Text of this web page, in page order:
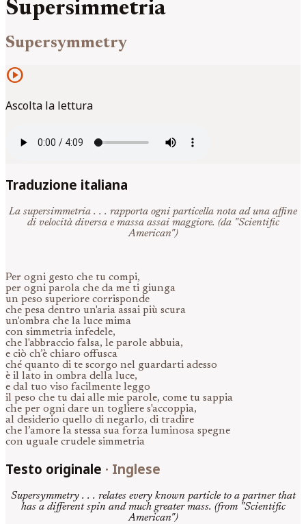
Supersimmetria
Supersymmetry
play_circle
Ascolta la lettura
Traduzione italiana
La supersimmetria . . . rapporta ogni particella nota ad una affine
di velocità diversa e massa assai maggiore. (da "Scientific
American")
Per ogni gesto che tu compi,
per ogni parola che da me ti giunga
un peso superiore corrisponde
che pesa dentro un'aria assai più scura
un'ombra che la luce mima
con simmetria infedele,
che l'abbraccio falsa, le parole abbuia,
e ciò ch’è chiaro offusca
ché quanto di te scorgo nel guardarti adesso
è il lato in ombra della luce,
e dal tuo viso facilmente leggo
il peso che tu dai alle mie parole, come tu sappia
che per ogni dare un togliere s'accoppia,
al desiderio quello di negarlo, di tradire
che l’amore la stessa sua forza luminosa spegne
con uguale crudele simmetria
Testo originale · Inglese
Supersymmetry . . . relates every known particle to a partner that
has a different spin and much greater mass. (from "Scientific
American")